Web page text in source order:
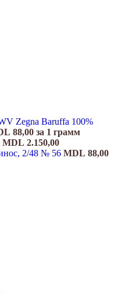
Zegna Baruffa 100%
88,00 за 1 грамм
MDL 2.150,00
2/48 № 56 MDL 88,00